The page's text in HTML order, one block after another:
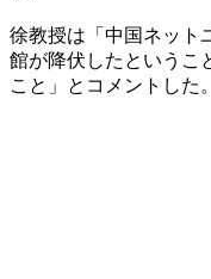
徐教授は「中国ネット
館が降伏したというこ
こと」とコメントした。